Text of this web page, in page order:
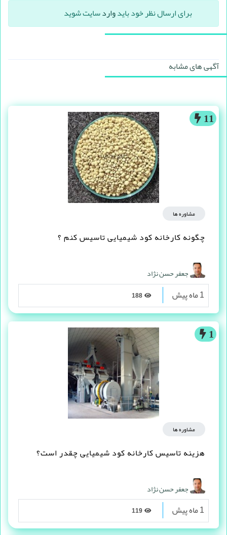
برای ارسال نظر خود بایدواردسایت شوید
آگهی های مشابه
11
مشاوره ها
چگونه کارخانه کود شیمیایی تاسیس کنم ؟
جعفر حسن نژاد
1 ماه پیش
1
مشاوره ها
هزینه تاسیس کارخانه کود شیمیایی چقدر است؟
جعفر حسن نژاد
1 ماه پیش